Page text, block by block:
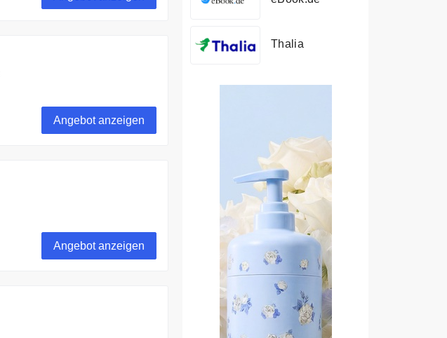
Angebot anzeigen
Angebot anzeigen
Thalia